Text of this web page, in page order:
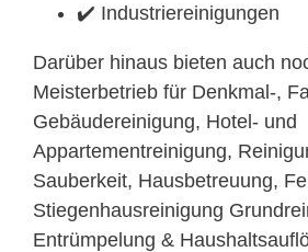
✔️ Industriereinigungen
Darüber hinaus bieten auch
Meisterbetrieb für Denkmal-,
Gebäudereinigung, Hotel- und
Appartementreinigung,
Sauberkeit, Hausbetreuung,
Stiegenhausreinigung
Entrümpelung &